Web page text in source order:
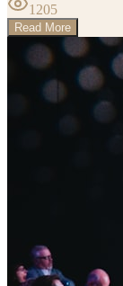
1205
Read More